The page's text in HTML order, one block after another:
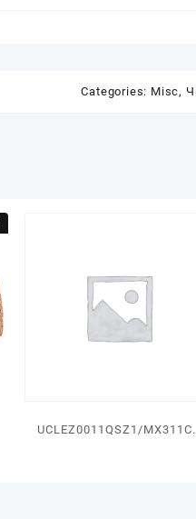
Categories: Misc,
UCLEZ0011QSZ1/